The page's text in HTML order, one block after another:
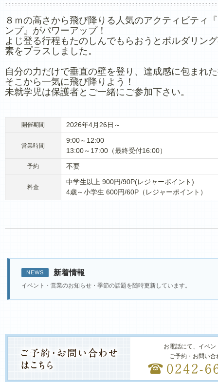
８ｍの高さから飛び降りる人気のアクティビティ
ンプ』がパワーアップ！
よじ登る行程もたのしんでもらおうとボルダリン
素をプラスしました。
自分の力だけで垂直の壁を登り、達成感に包まれ
そこから一気に飛び降りよう！
未就学児は保護者とご一緒にご参加下さい。
開催期間 2026年4月26日～
営業時間
9:00～12:00
13:00～17:00（最終受付16:00）
予約 不要
料金
中学生以上 900円/90P(レジャーポイント)
4歳～小学生 600円/60P（レジャーポイント）
NEWS 新着情報
イベント・営業のお知らせ・季節の話題を随時更新しています。
お電話にて、イベ
ご予約・お問い